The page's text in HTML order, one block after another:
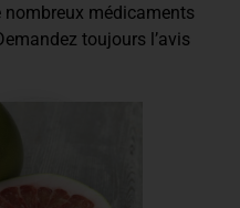
médicaments
toujours l’avis